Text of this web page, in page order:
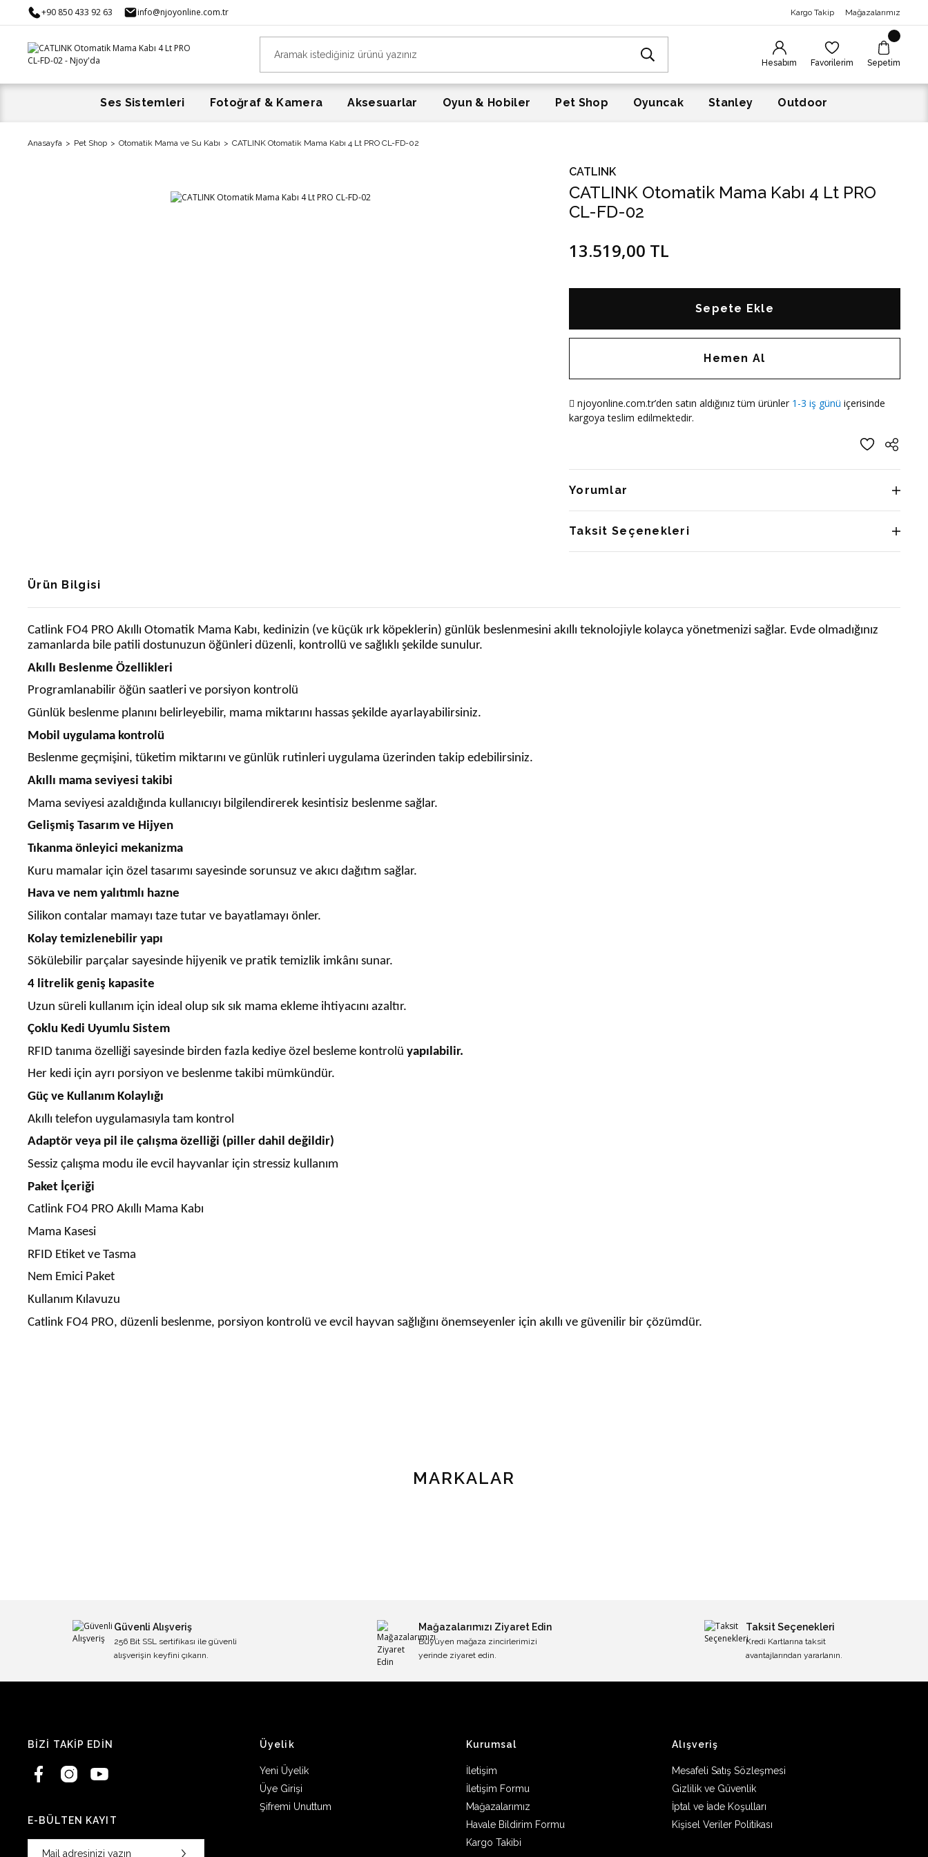
+90 850 433 92 63 info@njoyonline.com.tr Kargo Takip Mağazalarımız
Hesabım Favorilerim Sepetim
Ses Sistemleri Fotoğraf & Kamera Aksesuarlar Oyun & Hobiler Pet Shop Oyuncak Stanley Outdoor
Anasayfa Pet Shop Otomatik Mama ve Su Kabı CATLINK Otomatik Mama Kabı 4 Lt PRO CL-FD-02
CATLINK
CATLINK Otomatik Mama Kabı 4 Lt PRO
CL-FD-02
13.519,00 TL
Sepete Ekle
Hemen Al
njoyonline.com.tr’den satın aldığınız tüm ürünler 1-3 iş günü içerisinde
kargoya teslim edilmektedir.
Yorumlar
Taksit Seçenekleri
Ürün Bilgisi
Catlink FO4 PRO Akıllı Otomatik Mama Kabı, kedinizin (ve küçük ırk köpeklerin) günlük beslenmesini akıllı teknolojiyle kolayca yönetmenizi sağlar. Evde olmadığınız
zamanlarda bile patili dostunuzun öğünleri düzenli, kontrollü ve sağlıklı şekilde sunulur.
Akıllı Beslenme Özellikleri
Programlanabilir öğün saatleri ve porsiyon kontrolü
Günlük beslenme planını belirleyebilir, mama miktarını hassas şekilde ayarlayabilirsiniz.
Mobil uygulama kontrolü
Beslenme geçmişini, tüketim miktarını ve günlük rutinleri uygulama üzerinden takip edebilirsiniz.
Akıllı mama seviyesi takibi
Mama seviyesi azaldığında kullanıcıyı bilgilendirerek kesintisiz beslenme sağlar.
Gelişmiş Tasarım ve Hijyen
Tıkanma önleyici mekanizma
Kuru mamalar için özel tasarımı sayesinde sorunsuz ve akıcı dağıtım sağlar.
Hava ve nem yalıtımlı hazne
Silikon contalar mamayı taze tutar ve bayatlamayı önler.
Kolay temizlenebilir yapı
Sökülebilir parçalar sayesinde hijyenik ve pratik temizlik imkânı sunar.
4 litrelik geniş kapasite
Uzun süreli kullanım için ideal olup sık sık mama ekleme ihtiyacını azaltır.
Çoklu Kedi Uyumlu Sistem
RFID tanıma özelliği sayesinde birden fazla kediye özel besleme kontrolü yapılabilir.
Her kedi için ayrı porsiyon ve beslenme takibi mümkündür.
Güç ve Kullanım Kolaylığı
Akıllı telefon uygulamasıyla tam kontrol
Adaptör veya pil ile çalışma özelliği (piller dahil değildir)
Sessiz çalışma modu ile evcil hayvanlar için stressiz kullanım
Paket İçeriği
Catlink FO4 PRO Akıllı Mama Kabı
Mama Kasesi
RFID Etiket ve Tasma
Nem Emici Paket
Kullanım Kılavuzu
Catlink FO4 PRO, düzenli beslenme, porsiyon kontrolü ve evcil hayvan sağlığını önemseyenler için akıllı ve güvenilir bir çözümdür.
MARKALAR
Güvenli Alışveriş
256 Bit SSL sertifikası ile güvenli
alışverişin keyfini çıkarın.
Mağazalarımızı Ziyaret Edin
Büyüyen mağaza zincirlerimizi
yerinde ziyaret edin.
Taksit Seçenekleri
Kredi Kartlarına taksit
avantajlarından yararlanın.
BİZİ TAKİP EDİN
E-BÜLTEN KAYIT
Üyelik
Yeni Üyelik
Üye Girişi
Şifremi Unuttum
Kurumsal
İletişim
İletişim Formu
Mağazalarımız
Havale Bildirim Formu
Kargo Takibi
Alışveriş
Mesafeli Satış Sözleşmesi
Gizlilik ve Güvenlik
İptal ve İade Koşulları
Kişisel Veriler Politikası